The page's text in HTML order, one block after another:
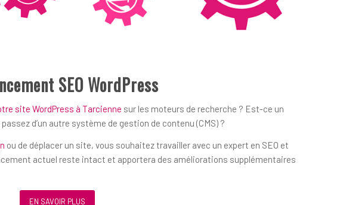
SEO WordPress
site WordPress à Tarcienne sur les moteurs de recherche ? Est-ce un
d’un autre système de gestion de contenu (CMS) ?
ou de déplacer un site, vous souhaitez travailler avec un expert en SEO et
actuel reste intact et apportera des améliorations supplémentaires
EN SAVOIR PLUS